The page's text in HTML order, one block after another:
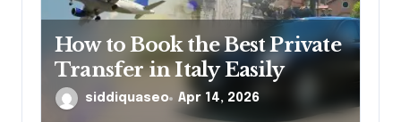
How to Book the Best Private
Transfer in Italy Easily
siddiquaseo Apr 14, 2026